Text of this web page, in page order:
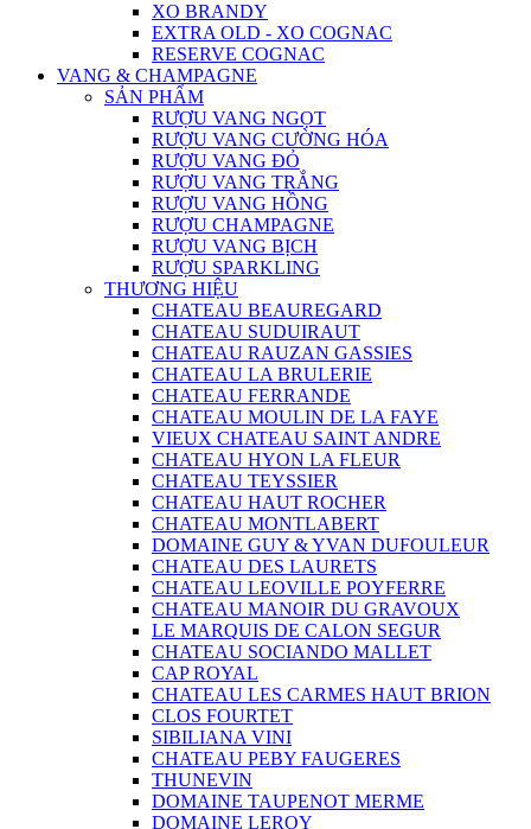
XO BRANDY
EXTRA OLD - XO COGNAC
RESERVE COGNAC
VANG & CHAMPAGNE
SẢN PHẨM
RƯỢU VANG NGỌT
RƯỢU VANG CƯỜNG HÓA
RƯỢU VANG ĐỎ
RƯỢU VANG TRẮNG
RƯỢU VANG HỒNG
RƯỢU CHAMPAGNE
RƯỢU VANG BỊCH
RƯỢU SPARKLING
THƯƠNG HIỆU
CHATEAU BEAUREGARD
CHATEAU SUDUIRAUT
CHATEAU RAUZAN GASSIES
CHATEAU LA BRULERIE
CHATEAU FERRANDE
CHATEAU MOULIN DE LA FAYE
VIEUX CHATEAU SAINT ANDRE
CHATEAU HYON LA FLEUR
CHATEAU TEYSSIER
CHATEAU HAUT ROCHER
CHATEAU MONTLABERT
DOMAINE GUY & YVAN DUFOULEUR
CHATEAU DES LAURETS
CHATEAU LEOVILLE POYFERRE
CHATEAU MANOIR DU GRAVOUX
LE MARQUIS DE CALON SEGUR
CHATEAU SOCIANDO MALLET
CAP ROYAL
CHATEAU LES CARMES HAUT BRION
CLOS FOURTET
SIBILIANA VINI
CHATEAU PEBY FAUGERES
THUNEVIN
DOMAINE TAUPENOT MERME
DOMAINE LEROY